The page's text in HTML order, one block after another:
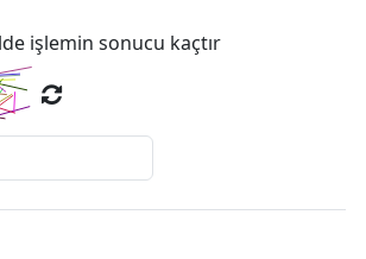
işlemin sonucu kaçtır